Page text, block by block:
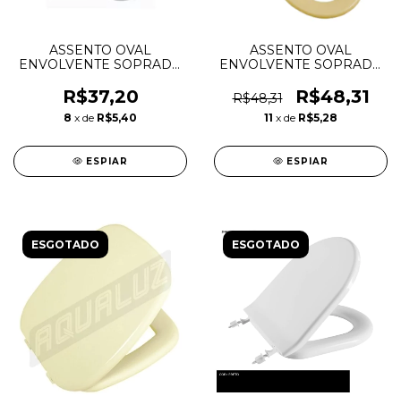
ASSENTO OVAL
ENVOLVENTE SOPRADO
R$37,20
8 x de R$5,40
ESPIAR
ASSENTO OVAL
ENVOLVENTE SOPRADO
R$48,31
R$48,31
11 x de R$5,28
ESPIAR
ESGOTADO ESGOTADO